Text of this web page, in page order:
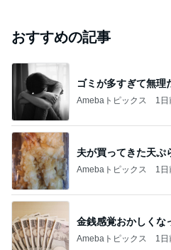
おすすめの記事
ゴミが多すぎて無理
Amebaトピックス 1日
夫が買ってきた天ぷ
Amebaトピックス 1日
金銭感覚おかしくな
Amebaトピックス 1日